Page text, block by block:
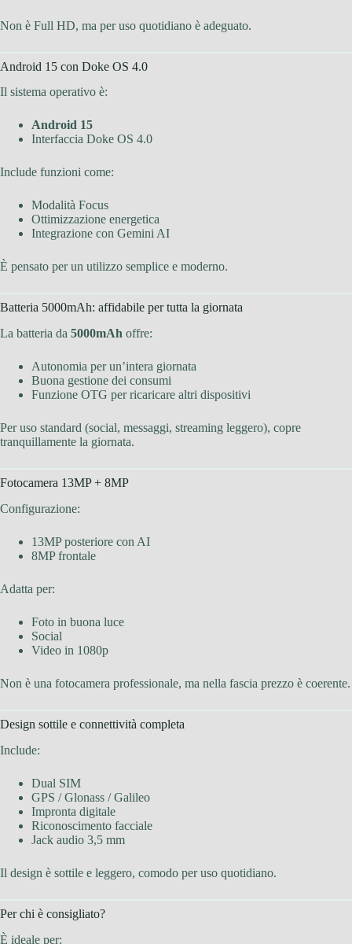
Non è Full HD, ma per uso quotidiano è adeguato.
Android 15 con Doke OS 4.0
Il sistema operativo è:
Android 15
Interfaccia Doke OS 4.0
Include funzioni come:
Modalità Focus
Ottimizzazione energetica
Integrazione con Gemini AI
È pensato per un utilizzo semplice e moderno.
Batteria 5000mAh: affidabile per tutta la giornata
La batteria da 5000mAh offre:
Autonomia per un’intera giornata
Buona gestione dei consumi
Funzione OTG per ricaricare altri dispositivi
Per uso standard (social, messaggi, streaming leggero), copre
tranquillamente la giornata.
Fotocamera 13MP + 8MP
Configurazione:
13MP posteriore con AI
8MP frontale
Adatta per:
Foto in buona luce
Social
Video in 1080p
Non è una fotocamera professionale, ma nella fascia prezzo è coerente.
Design sottile e connettività completa
Include:
Dual SIM
GPS / Glonass / Galileo
Impronta digitale
Riconoscimento facciale
Jack audio 3,5 mm
Il design è sottile e leggero, comodo per uso quotidiano.
Per chi è consigliato?
È ideale per: